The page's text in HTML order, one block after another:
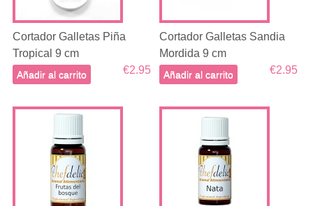
Cortador Galletas Piña
Tropical 9 cm
€2.95
Añadir al carrito
Cortador Galletas Sandia
Mordida 9 cm
€2.95
Añadir al carrito